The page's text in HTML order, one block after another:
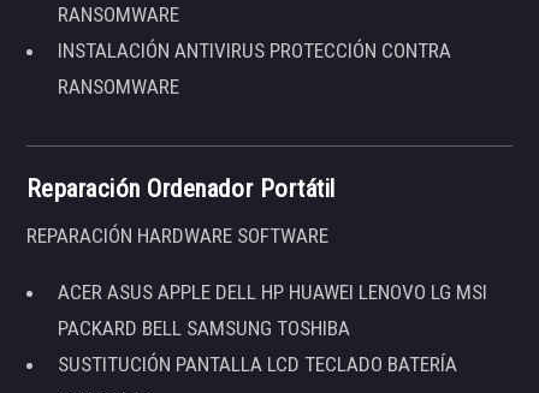
RANSOMWARE
INSTALACIÓN ANTIVIRUS PROTECCIÓN CONTRA
RANSOMWARE
Reparación Ordenador Portátil
REPARACIÓN HARDWARE SOFTWARE
ACER ASUS APPLE DELL HP HUAWEI LENOVO LG MSI
PACKARD BELL SAMSUNG TOSHIBA
SUSTITUCIÓN PANTALLA LCD TECLADO BATERÍA